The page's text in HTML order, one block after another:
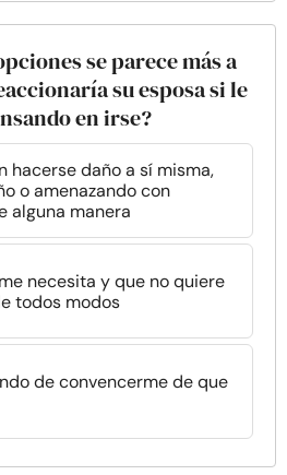
se parece más a
su esposa si le
en irse?
hacerse daño a sí misma,
o amenazando con
alguna manera
necesita y que no quiere
todos modos
de convencerme de que